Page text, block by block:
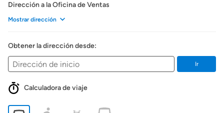
Dirección a la Oficina de Ventas
Mostrar dirección
Obtener la dirección desde:
Ir
Calculadora de viaje